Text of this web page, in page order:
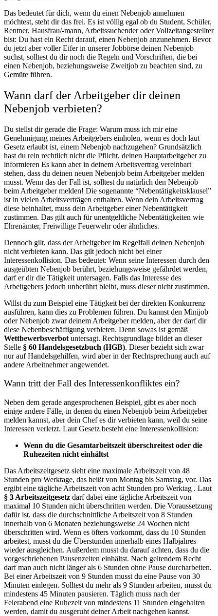
Das bedeutet für dich, wenn du einen Nebenjob annehmen
möchtest, steht dir das frei. Es ist völlig egal ob du Student, Schüler,
Rentner, Hausfrau/-mann, Arbeitssuchender oder Vollzeitangestellter
bist: Du hast ein Recht darauf, einen Nebenjob anzunehmen. Bevor
du jetzt aber voller Eifer in unserer Jobbörse deinen Nebenjob
suchst, solltest du dir noch die Regeln und Vorschriften, die bei
einen Nebenjob, beziehungsweise Zweitjob zu beachten sind, zu
Gemüte führen.
Wann darf der Arbeitgeber dir deinen
Nebenjob verbieten?
Du stellst dir gerade die Frage: Warum muss ich mir eine
Genehmigung meines Arbeitgebers einholen, wenn es doch laut
Gesetz erlaubt ist, einem Nebenjob nachzugehen? Grundsätzlich
hast du rein rechtlich nicht die Pflicht, deinen Hauptarbeitgeber zu
informieren Es kann aber in deinem Arbeitsvertrag vereinbart
stehen, dass du deinen neuen Nebenjob beim Arbeitgeber melden
musst. Wenn das der Fall ist, solltest du natürlich den Nebenjob
beim Arbeitgeber melden! Die sogenannte “Nebentätigkeitsklausel”
ist in vielen Arbeitsverträgen enthalten. Wenn dein Arbeitsvertrag
diese beinhaltet, muss dein Arbeitgeber einer Nebentätigkeit
zustimmen. Das gilt auch für unentgeltliche Nebentätigkeiten wie
Ehrenämter, Freiwillige Feuerwehr oder ähnliches.
Dennoch gilt, dass der Arbeitgeber im Regelfall deinen Nebenjob
nicht verbieten kann. Das gilt jedoch nicht bei einer
Interessenkollision. Das bedeutet: Wenn seine Interessen durch den
ausgeübten Nebenjob berührt, beziehungsweise gefährdet werden,
darf er dir die Tätigkeit untersagen. Falls das Interesse des
Arbeitgebers jedoch unberührt bleibt, muss dieser nicht zustimmen.
Willst du zum Beispiel eine Tätigkeit bei der direkten Konkurrenz
ausführen, kann dies zu Problemen führen. Du kannst den Minijob
oderNebenjob zwar deinem Arbeitgeber melden, aber der darf dir
diese Nebenbeschäftigung verbieten. Denn sowas ist gemäß
Wettbewerbsverbot untersagt. Rechtsgrundlage bildet an dieser
Stelle § 60 Handelsgesetzbuch (HGB). Dieser bezieht sich zwar
nur auf Handelsgehilfen, wird aber in der Rechtsprechung auch auf
andere Arbeitnehmer angewendet.
Wann tritt der Fall des Interessenkonfliktes ein?
Neben dem gerade angesprochenen Beispiel, gibt es aber noch
einige andere Fälle, in denen du einen Nebenjob beim Arbeitgeber
melden kannst, aber dein Chef es dir verbieten kann, weil du seine
Interessen verletzt. Laut Gesetz besteht eine Interessenkollision:
Wenn du die Gesamtarbeitszeit überschreitest oder die
Ruhezeiten nicht einhältst
Das Arbeitszeitgesetz sieht eine maximale Arbeitszeit von 48
Stunden pro Werktage, das heißt von Montag bis Samstag, vor. Das
ergibt eine tägliche Arbeitszeit von acht Stunden pro Werktag . Laut
§ 3 Arbeitszeitgesetz darf dabei eine tägliche Arbeitszeit von
maximal 10 Stunden nicht überschritten werden. Die Voraussetzung
dafür ist, dass die durchschnittliche Arbeitszeit von 8 Stunden
innerhalb von 6 Monaten beziehungsweise 24 Wochen nicht
überschritten wird. Wenn es öfters vorkommt, dass du 10 Stunden
arbeitest, musst du die Überstunden innerhalb eines Halbjahres
wieder ausgleichen. Außerdem musst du darauf achten, dass du die
vorgeschriebenen Pausenzeiten einhältst. Nach geltendem Recht
darf man auch nicht länger als 6 Stunden ohne Pause durcharbeiten.
Bei einer Arbeitszeit von 9 Stunden musst du eine Pause von 30
Minuten einlegen. Solltest du mehr als 9 Stunden arbeiten, musst du
mindestens 45 Minuten pausieren. Täglich muss nach der
Feierabend eine Ruhezeit von mindestens 11 Stunden eingehalten
werden, damit du ausgeruht deiner Arbeit nachgehen kannst.